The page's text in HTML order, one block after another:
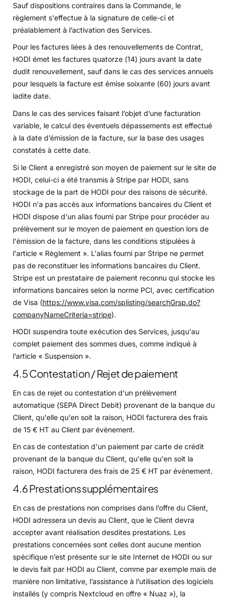
Sauf dispositions contraires dans la Commande, le
règlement s'effectue à la signature de celle-ci et
préalablement à l’activation des Services.
Pour les factures liées à des renouvellements de Contrat,
HODI émet les factures quatorze (14) jours avant la date
dudit renouvellement, sauf dans le cas des services annuels
pour lesquels la facture est émise soixante (60) jours avant
ladite date.
Dans le cas des services faisant l’objet d’une facturation
variable, le calcul des éventuels dépassements est effectué
à la date d’émission de la facture, sur la base des usages
constatés à cette date.
Si le Client a enregistré son moyen de paiement sur le site de
HODI, celui-ci a été transmis à Stripe par HODI, sans
stockage de la part de HODI pour des raisons de sécurité.
HODI n'a pas accès aux informations bancaires du Client et
HODI dispose d'un alias fourni par Stripe pour procéder au
prélèvement sur le moyen de paiement en question lors de
l'émission de la facture, dans les conditions stipulées à
l'article « Règlement ». L'alias fourni par Stripe ne permet
pas de reconstituer les informations bancaires du Client.
Stripe est un prestataire de paiement reconnu qui stocke les
informations bancaires selon la norme PCI, avec certification
de Visa (https://www.visa.com/splisting/searchGrsp.do?
companyNameCriteria=stripe).
HODI suspendra toute exécution des Services, jusqu'au
complet paiement des sommes dues, comme indiqué à
l’article « Suspension ».
4.5 Contestation / Rejet de paiement
En cas de rejet ou contestation d'un prélèvement
automatique (SEPA Direct Debit) provenant de la banque du
Client, qu'elle qu'en soit la raison, HODI facturera des frais
de 15 € HT au Client par évènement.
En cas de contestation d'un paiement par carte de crédit
provenant de la banque du Client, qu'elle qu'en soit la
raison, HODI facturera des frais de 25 € HT par évènement.
4.6 Prestations supplémentaires
En cas de prestations non comprises dans l’offre du Client,
HODI adressera un devis au Client, que le Client devra
accepter avant réalisation desdites prestations. Les
prestations concernées sont celles dont aucune mention
spécifique n’est présente sur le site Internet de HODI ou sur
le devis fait par HODI au Client, comme par exemple mais de
manière non limitative, l’assistance à l’utilisation des logiciels
installés (y compris Nextcloud en offre « Nuaz »), la